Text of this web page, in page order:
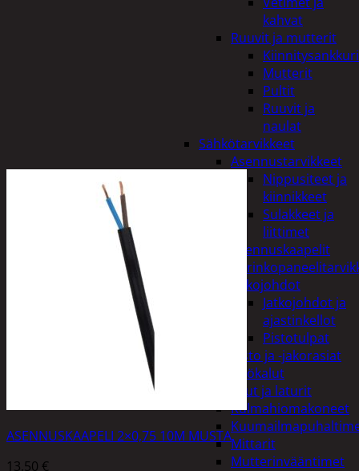
kahvat
Ruuvit ja mutterit
Mutterit
Pultit
Ruuvit ja
naulat
Sähkötarvikkeet
Asennustarvikkeet
Nippusiteet ja
kiinnikkeet
Sulakkeet ja
liittimet
Asennuskaapelit
Jatkojohdot
Jatkojohdot ja
ajastinkellot
Pistotulpat
Pisto ja -jakorasiat
Sähkötyökalut
Akut ja laturit
Kulmahiomakoneet
Mittarit
Mutterinvääntimet
ASENNUSKAAPELI 2×0,75 10M MUSTA
13,50 €